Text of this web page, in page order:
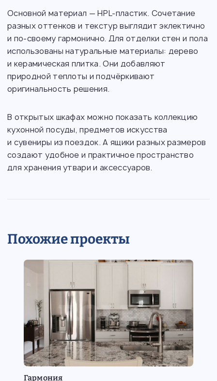
Основной материал — HPL-пластик. Сочетание
разных оттенков и текстур выглядит эклектично
и по-своему гармонично. Для отделки стен и пола
использованы натуральные материалы: дерево
и керамическая плитка. Они добавляют
природной теплоты и подчёркивают
оригинальность решения.
В открытых шкафах можно показать коллекцию
кухонной посуды, предметов искусства
и сувениры из поездок. А ящики разных размеров
создают удобное и практичное пространство
для хранения утвари и аксессуаров.
Похожие проекты
Гармония